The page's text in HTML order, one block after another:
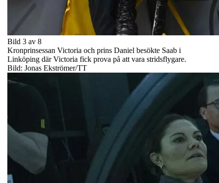
Bild 3 av 8
Kronprinsessan Victoria och prins Daniel besökte Saab i
Linköping där Victoria fick prova på att vara stridsflygare.
Bild: Jonas Ekströmer/TT